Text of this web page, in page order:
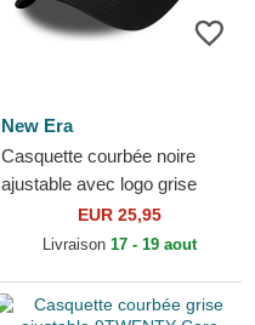
New Era
Casquette courbée noire
ajustable avec logo grise
9FORTY League Essential
Detroit Tigers MLB New Era
EUR 25,95
Livraison 17 - 19 aout